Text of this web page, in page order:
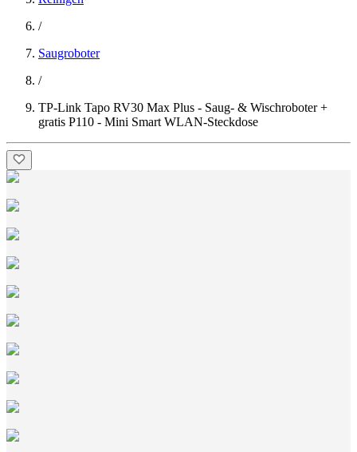
/
Saugroboter
/
TP-Link Tapo RV30 Max Plus - Saug- & Wischroboter +
gratis P110 - Mini Smart WLAN-Steckdose